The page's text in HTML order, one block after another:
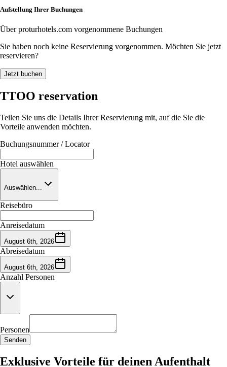
Aufstellung Ihrer Buchungen
Über proturhotels.com vorgenommene Buchungen
Sie haben noch keine Reservierung vorgenommen. Möchten Sie jetzt
reservieren?
Jetzt buchen
TTOO reservation
Teilen Sie uns die Details Ihrer Reservierung mit, auf die Sie die
Vorteile anwenden möchten.
Buchungsnummer / Locator
Hotel auswählen
Auswählen...
Reisebüro
Anreisedatum
August 6th, 2026
Abreisedatum
August 6th, 2026
Anzahl Personen
Personen
Senden
Exklusive Vorteile für deinen Aufenthalt